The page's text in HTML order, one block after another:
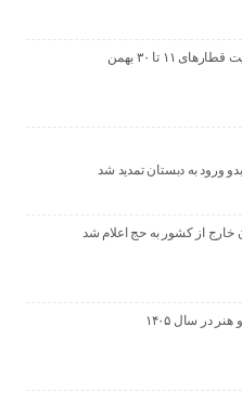
۱۱ تا ۳۰ بهمن
ورود به دبستان تمدید شد
خارج از کشور به حج اعلام شد
در سال ۱۴۰۵